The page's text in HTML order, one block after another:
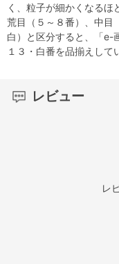
く、粒子が細かくなるほ
荒目（５～８番）、中目
白）と区分すると、「e-
１３・白番を品揃えして
レビュー
レ